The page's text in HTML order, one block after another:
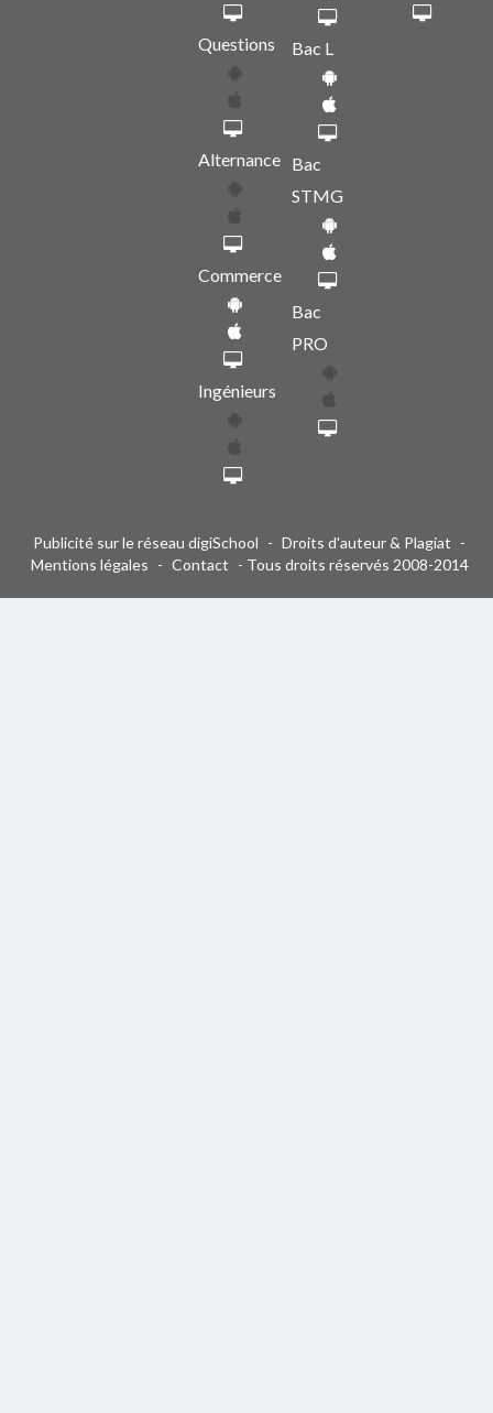
Questions
Alternance
Commerce
Ingénieurs
Bac L
Bac
STMG
Bac
PRO
Publicité sur le réseau digiSchool - Droits d'auteur & Plagiat -
Mentions légales - Contact - Tous droits réservés 2008-2014